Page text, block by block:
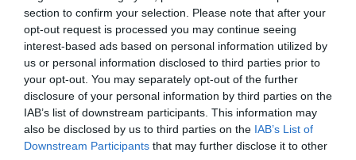
section to confirm your selection. Please note that after your
opt-out request is processed you may continue seeing
interest-based ads based on personal information utilized by
us or personal information disclosed to third parties prior to
your opt-out. You may separately opt-out of the further
disclosure of your personal information by third parties on the
IAB’s list of downstream participants. This information may
also be disclosed by us to third parties on the IAB’s List of
Downstream Participants that may further disclose it to other
Diario de la corrupción sanchista. Bolaños
se reunió en el año 2025 hasta seis veces
con Zapatero, mientras se desarrollaba la
investigación judicial sobre la aerolínea
Plus Ultra
por Redacción
Artículos anteriores